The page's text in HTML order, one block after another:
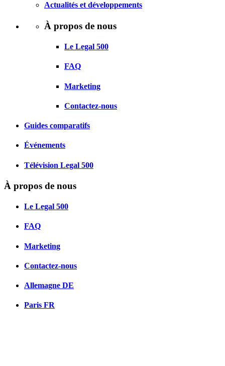
Actualités et développements
À propos de nous
Le Legal 500
FAQ
Marketing
Contactez-nous
Guides comparatifs
Événements
Télévision Legal 500
À propos de nous
Le Legal 500
FAQ
Marketing
Contactez-nous
Allemagne DE
Paris FR